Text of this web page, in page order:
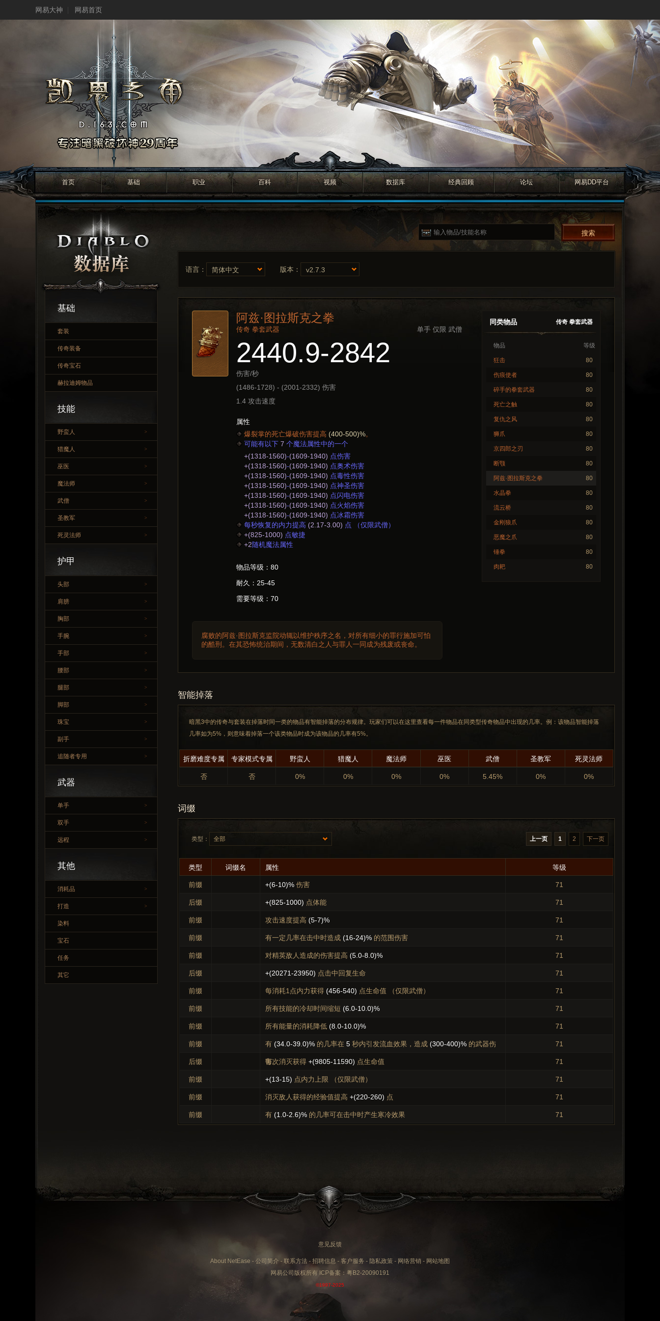
网易大神 网易首页
首页 基础 职业 百科 视频 数据库 经典回顾 论坛 网易DD平台
基础
套装
传奇装备
传奇宝石
赫拉迪姆物品
技能
野蛮人 >
猎魔人 >
巫医 >
魔法师 >
武僧 >
圣教军 >
死灵法师 >
护甲
头部 >
肩膀 >
胸部 >
手腕 >
手部 >
腰部 >
腿部 >
脚部 >
珠宝 >
副手 >
追随者专用 >
武器
单手 >
双手 >
远程 >
其他
消耗品 >
打造 >
染料
宝石
任务
其它
语言： 简体中文 版本： v2.7.3
阿兹·图拉斯克之拳
传奇 拳套武器 单手 仅限 武僧
2440.9-2842
伤害/秒
(1486-1728) - (2001-2332) 伤害
1.4 攻击速度
属性
爆裂掌的死亡爆破伤害提高 (400-500)%。
可能有以下 7 个魔法属性中的一个
+(1318-1560)-(1609-1940) 点伤害
+(1318-1560)-(1609-1940) 点奥术伤害
+(1318-1560)-(1609-1940) 点毒性伤害
+(1318-1560)-(1609-1940) 点神圣伤害
+(1318-1560)-(1609-1940) 点闪电伤害
+(1318-1560)-(1609-1940) 点火焰伤害
+(1318-1560)-(1609-1940) 点冰霜伤害
每秒恢复的内力提高 (2.17-3.00) 点 （仅限武僧）
+(825-1000) 点敏捷
+2随机魔法属性
物品等级：80
耐久：25-45
需要等级：70
腐败的阿兹·图拉斯克监院动辄以维护秩序之名，对所有细小的罪行施加可怕
的酷刑。在其恐怖统治期间，无数清白之人与罪人一同成为残废或丧命。
同类物品 传奇 拳套武器
物品 等级
狂击 80
伤痕使者 80
碎手的拳套武器 80
死亡之触 80
复仇之风 80
狮爪 80
京四郎之刃 80
断颚 80
阿兹·图拉斯克之拳 80
水晶拳 80
流云桥 80
金刚狼爪 80
恶魔之爪 80
锤拳 80
肉耙 80
智能掉落
暗黑3中的传奇与套装在掉落时同一类的物品有智能掉落的分布规律。玩家们可以在这里查看每一件物品在同类型传奇物品中出现的几率。例：该物品智能掉落
几率如为5%，则意味着掉落一个该类物品时成为该物品的几率有5%。
折磨难度专属 专家模式专属 野蛮人 猎魔人 魔法师 巫医 武僧 圣教军 死灵法师
否 否 0% 0% 0% 0% 5.45% 0% 0%
词缀
类型： 上一页 1 2 下一页
类型 词缀名 属性 等级
前缀 +(6-10)% 伤害 71
后缀 +(825-1000) 点体能 71
前缀 攻击速度提高 (5-7)% 71
前缀 有一定几率在击中时造成 (16-24)% 的范围伤害 71
前缀 对精英敌人造成的伤害提高 (5.0-8.0)% 71
后缀 +(20271-23950) 点击中回复生命 71
前缀 每消耗1点内力获得 (456-540) 点生命值 （仅限武僧） 71
前缀 所有技能的冷却时间缩短 (6.0-10.0)% 71
前缀 所有能量的消耗降低 (8.0-10.0)% 71
前缀 有 (34.0-39.0)% 的几率在 5 秒内引发流血效果，造成 (300-400)% 的武器伤
害。
71
后缀 每次消灭获得 +(9805-11590) 点生命值 71
前缀 +(13-15) 点内力上限 （仅限武僧） 71
前缀 消灭敌人获得的经验值提高 +(220-260) 点 71
前缀 有 (1.0-2.6)% 的几率可在击中时产生寒冷效果 71
意见反馈
About NetEase - 公司简介 - 联系方法 - 招聘信息 - 客户服务 - 隐私政策 - 网络营销 - 网站地图
网易公司版权所有 ICP备案： 粤B2-20090191
©1997-2025